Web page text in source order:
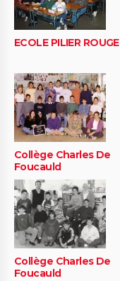
ECOLE PILIER ROUGE
Collège Charles De
Foucauld
Collège Charles De
Foucauld